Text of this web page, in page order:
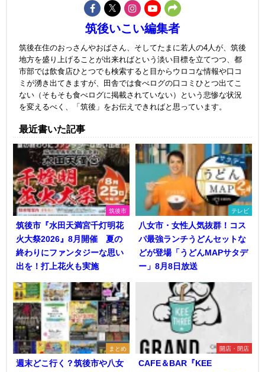
筑後いこい編集者
筑後在住のおっさんやおばさん、そしてたまに若人の4人が、筑後
地方を盛り上げることが出来ればという淡い目標を立てつつ、都
市部では飲食店ひとつでも検索すると目からウロコな情報や口コ
ミが湧き出てきますが、田舎では食べログの口コミひとつ出てこ
ない（そもそも食べログに掲載されていない）という悲惨な状況
を変えるべく、「筑後」をお伝えできればと思っています。
最近書いた記事
筑後市
筑後市『水田天満宮千灯明花
火大祭2026』8月開催 夏の
終わりにファンタジーな思い
出を！打上花火も実施
テレビ
八女市・女性人気抜群！コス
パ最強ランチうどんセットな
どが登場「うどんMAPサタデ
ー」8月8日放送
まとめ
週末どこ行く？筑後市や八女
開店・閉店
CAFE＆BAR『KEE